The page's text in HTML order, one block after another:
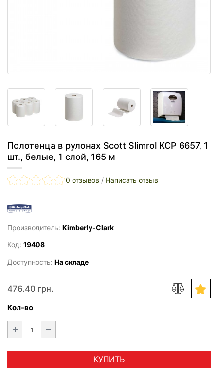
Полотенца в рулонах Scott Slimrol KCP 6657, 1
шт., белые, 1 слой, 165 м
0 отзывов / Написать отзыв
Производитель: Kimberly-Clark
Код: 19408
Доступность: На складе
476.40 грн.
Кол-во
КУПИТЬ